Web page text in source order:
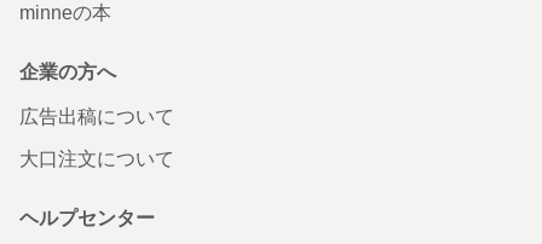
minneの本
企業の方へ
広告出稿について
大口注文について
ヘルプセンター